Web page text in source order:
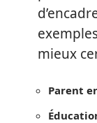
mieux
Parent